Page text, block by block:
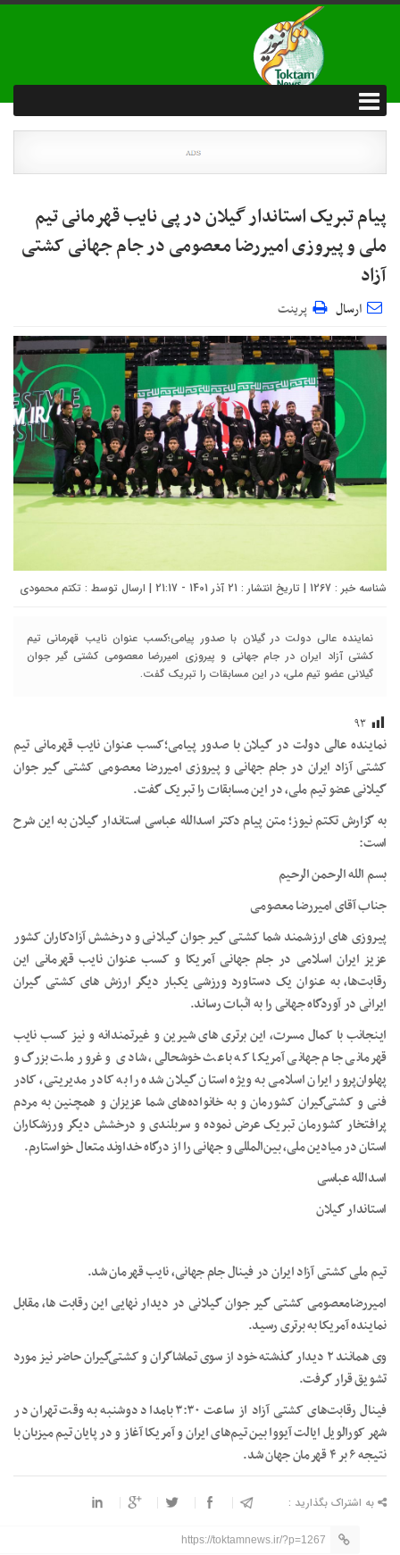
پیام تبریک استاندار گیلان در پی نایب قهرمانی تیم
ملی و پیروزی امیررضا معصومی در جام جهانی کشتی
آزاد
ارسال پرینت
شناسه خبر : 1267 | تاریخ انتشار : 21 آذر 1401 - 21:17 | ارسال توسط : تکتم محمودی
نماینده عالی دولت در گیلان با صدور پیامی؛کسب عنوان نایب قهرمانی تیم
کشتی آزاد ایران در جام جهانی و پیروزی امیررضا معصومی کشتی گیر جوان
گیلانی عضو تیم ملی، در این مسابقات را تبریک گفت.
۹۳
نماینده عالی دولت در گیلان با صدور پیامی؛کسب عنوان نایب قهرمانی تیم
کشتی آزاد ایران در جام جهانی و پیروزی امیررضا معصومی کشتی گیر جوان
گیلانی عضو تیم ملی، در این مسابقات را تبریک گفت.
به گزارش تکتم نیوز؛ متن پیام دکتر اسدالله عباسی استاندار گیلان به این شرح
است:
بسم الله الرحمن الرحیم
جناب آقای امیررضا معصومی
پیروزی های ارزشمند شما کشتی گیر جوان گیلانی و درخشش آزادکاران کشور
عزیز ایران اسلامی در جام جهانی آمریکا و کسب عنوان نایب قهرمانی این
رقابت‌ها، به عنوان یک دستاورد ورزشی یکبار دیگر ارزش های کشتی گیران
ایرانی در آوردگاه جهانی را به اثبات رساند.
اینجانب با کمال مسرت، این برتری های شیرین و غیرتمندانه و نیز کسب نایب
قهرمانی جام جهانی آمریکا که باعث خوشحالی، شادی و غرور ملت بزرگ و
پهلوان‌پرور ایران اسلامی به ویژه استان گیلان شده را به کادر مدیریتی، کادر
فنی و کشتی‌گیران کشورمان و به خانواده‌های شما عزیزان و همچنین به مردم
پرافتخار کشورمان تبریک عرض نموده و سربلندی و درخشش دیگر ورزشکاران
استان در میادین ملی، بین‌المللی و جهانی را از درگاه خداوند متعال خواستارم.
اسدالله عباسی
استاندار گیلان
تیم ملی کشتی آزاد ایران در فینال جام جهانی، نایب قهرمان شد.
امیررضامعصومی کشتی گیر جوان گیلانی در دیدار نهایی این رقابت ها، مقابل
نماینده آمریکا به برتری رسید.
وی همانند ۲ دیدار گذشته خود از سوی تماشاگران و کشتی‌گیران حاضر نیز مورد
تشویق قرار گرفت.
فینال رقابت‌های کشتی آزاد از ساعت ۳:۳۰ بامداد دوشنبه به وقت تهران در
شهر کورالویل ایالت آیووا بین تیم‌های ایران و آمریکا آغاز و در پایان تیم میزبان با
نتیجه ۶ بر ۴ قهرمان جهان شد.
به اشتراک بگذارید :
https://toktamnews.ir/?p=1267